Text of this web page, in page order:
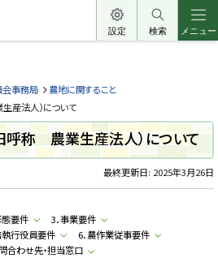
設定 検索 メニュー
会事務局
農地に関すること
産法人）について
呼称 農業生産法人）について
最終更新日: 2025年3月26日
態要件
3．事業要件
執行役員要件
6．農作業従事要件
問合わせ先・担当窓口